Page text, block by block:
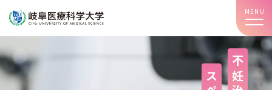
MENU